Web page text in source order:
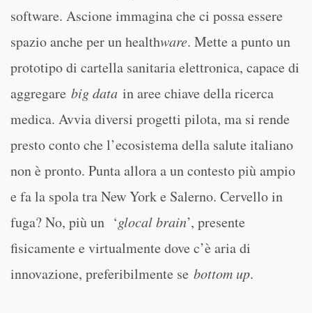
software. Ascione immagina che ci possa essere
spazio anche per un healthware. Mette a punto un
prototipo di cartella sanitaria elettronica, capace di
aggregare big data in aree chiave della ricerca
medica. Avvia diversi progetti pilota, ma si rende
presto conto che l’ecosistema della salute italiano
non è pronto. Punta allora a un contesto più ampio
e fa la spola tra New York e Salerno. Cervello in
fuga? No, più un ‘glocal brain’, presente
fisicamente e virtualmente dove c’è aria di
innovazione, preferibilmente se bottom up.